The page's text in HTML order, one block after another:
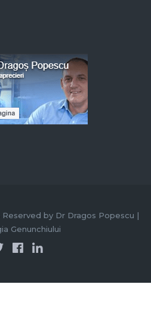
by Dr Dragos Popescu |
Genunchiului